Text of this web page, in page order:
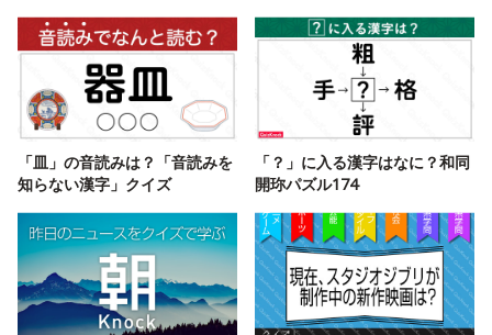
「皿」の音読みは？「音読みを
知らない漢字」クイズ
「？」に入る漢字はなに？和同
開珎パズル174